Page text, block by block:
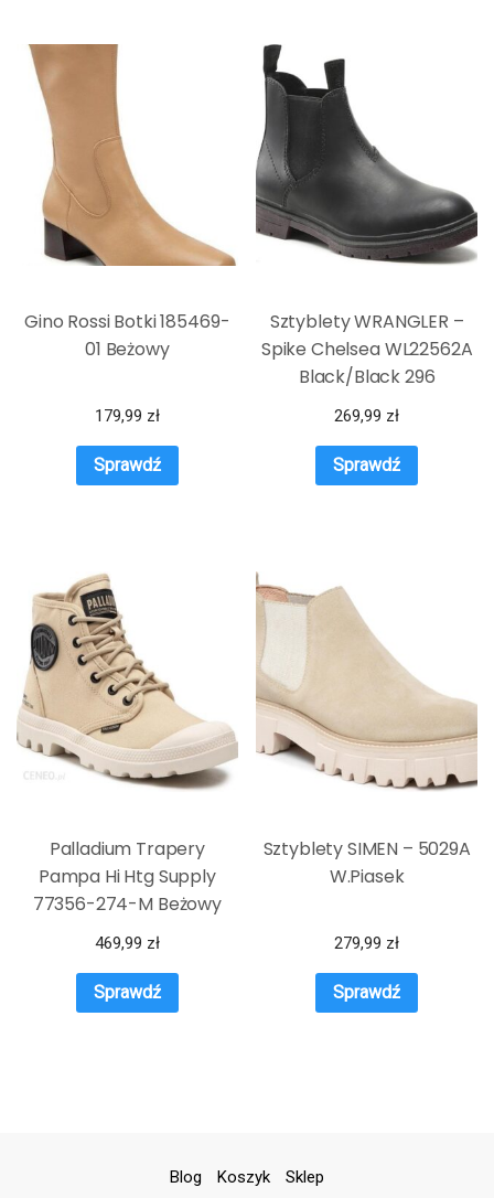
Gino Rossi Botki 185469-
01 Beżowy
179,99 zł
Sprawdź
Sztyblety WRANGLER –
Spike Chelsea WL22562A
Black/Black 296
269,99 zł
Sprawdź
Palladium Trapery
Pampa Hi Htg Supply
77356-274-M Beżowy
469,99 zł
Sprawdź
Sztyblety SIMEN – 5029A
W.Piasek
279,99 zł
Sprawdź
Blog Koszyk Sklep